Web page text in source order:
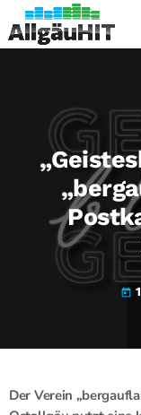
today
Der Verein